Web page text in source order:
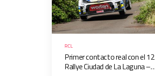
RCL
Primer contacto real con el 12
Rallye Ciudad de La Laguna –